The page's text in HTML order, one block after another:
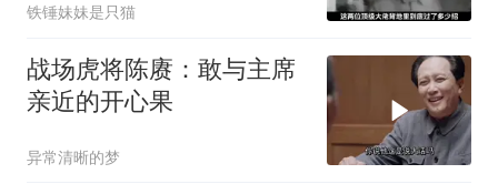
铁锤妹妹是只猫
战场虎将陈赓：敢与主席
亲近的开心果
异常清晰的梦